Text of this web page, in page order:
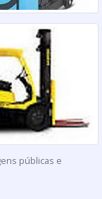
públicas e